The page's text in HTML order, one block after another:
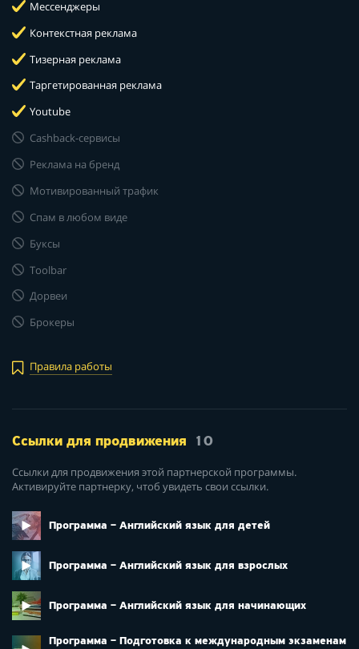
Мессенджеры
Контекстная реклама
Тизерная реклама
Таргетированная реклама
Youtube
Cashback-сервисы
Реклама на бренд
Мотивированный трафик
Спам в любом виде
Буксы
Toolbar
Дорвеи
Брокеры
Правила работы
Ссылки для продвижения 10
Ссылки для продвижения этой партнерской программы.
Активируйте партнерку, чтоб увидеть свои ссылки.
Программа – Английский язык для детей
Программа – Английский язык для взрослых
Программа – Английский язык для начинающих
Программа – Подготовка к международным экзаменам